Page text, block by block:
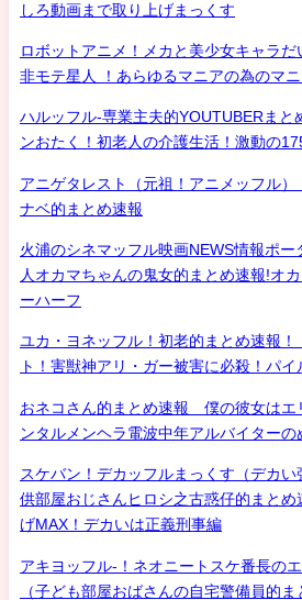
しろ動画まで取り上げまっくす
ロボットアニメ！メカと美少女キャラだ
非モテ星人 ！あらゆるマニアの為のマ
ハルッフル-専業主夫的YOUTUBERまと
ンおたく！初老人の介護生活！激動の
アニゲタレスト（元祖！アニメッフル
ナベ的まとめ速報
火浦のシネマッフル映画NEWS情報ポー
人オカマちゃんの鬼女的まとめ速報!オ
ーハーフ
ユカ・ヨネッフル！初老的まとめ速報！
ト！害獣神アリ・ガー被害に必殺！パイ
おネコさん的まとめ速報 僕の彼女はエ
ンタルメンヘラ電波中年アルバイター
スケバン！デカッフルまっくす（デカ
供部屋おじさんヒロシ之古惑仔的まと
げMAX！デカいは正義刑事編
アキヨッフル-！ネオニートスケ番長の
（子ども部屋おばさんの自宅警備員的ま